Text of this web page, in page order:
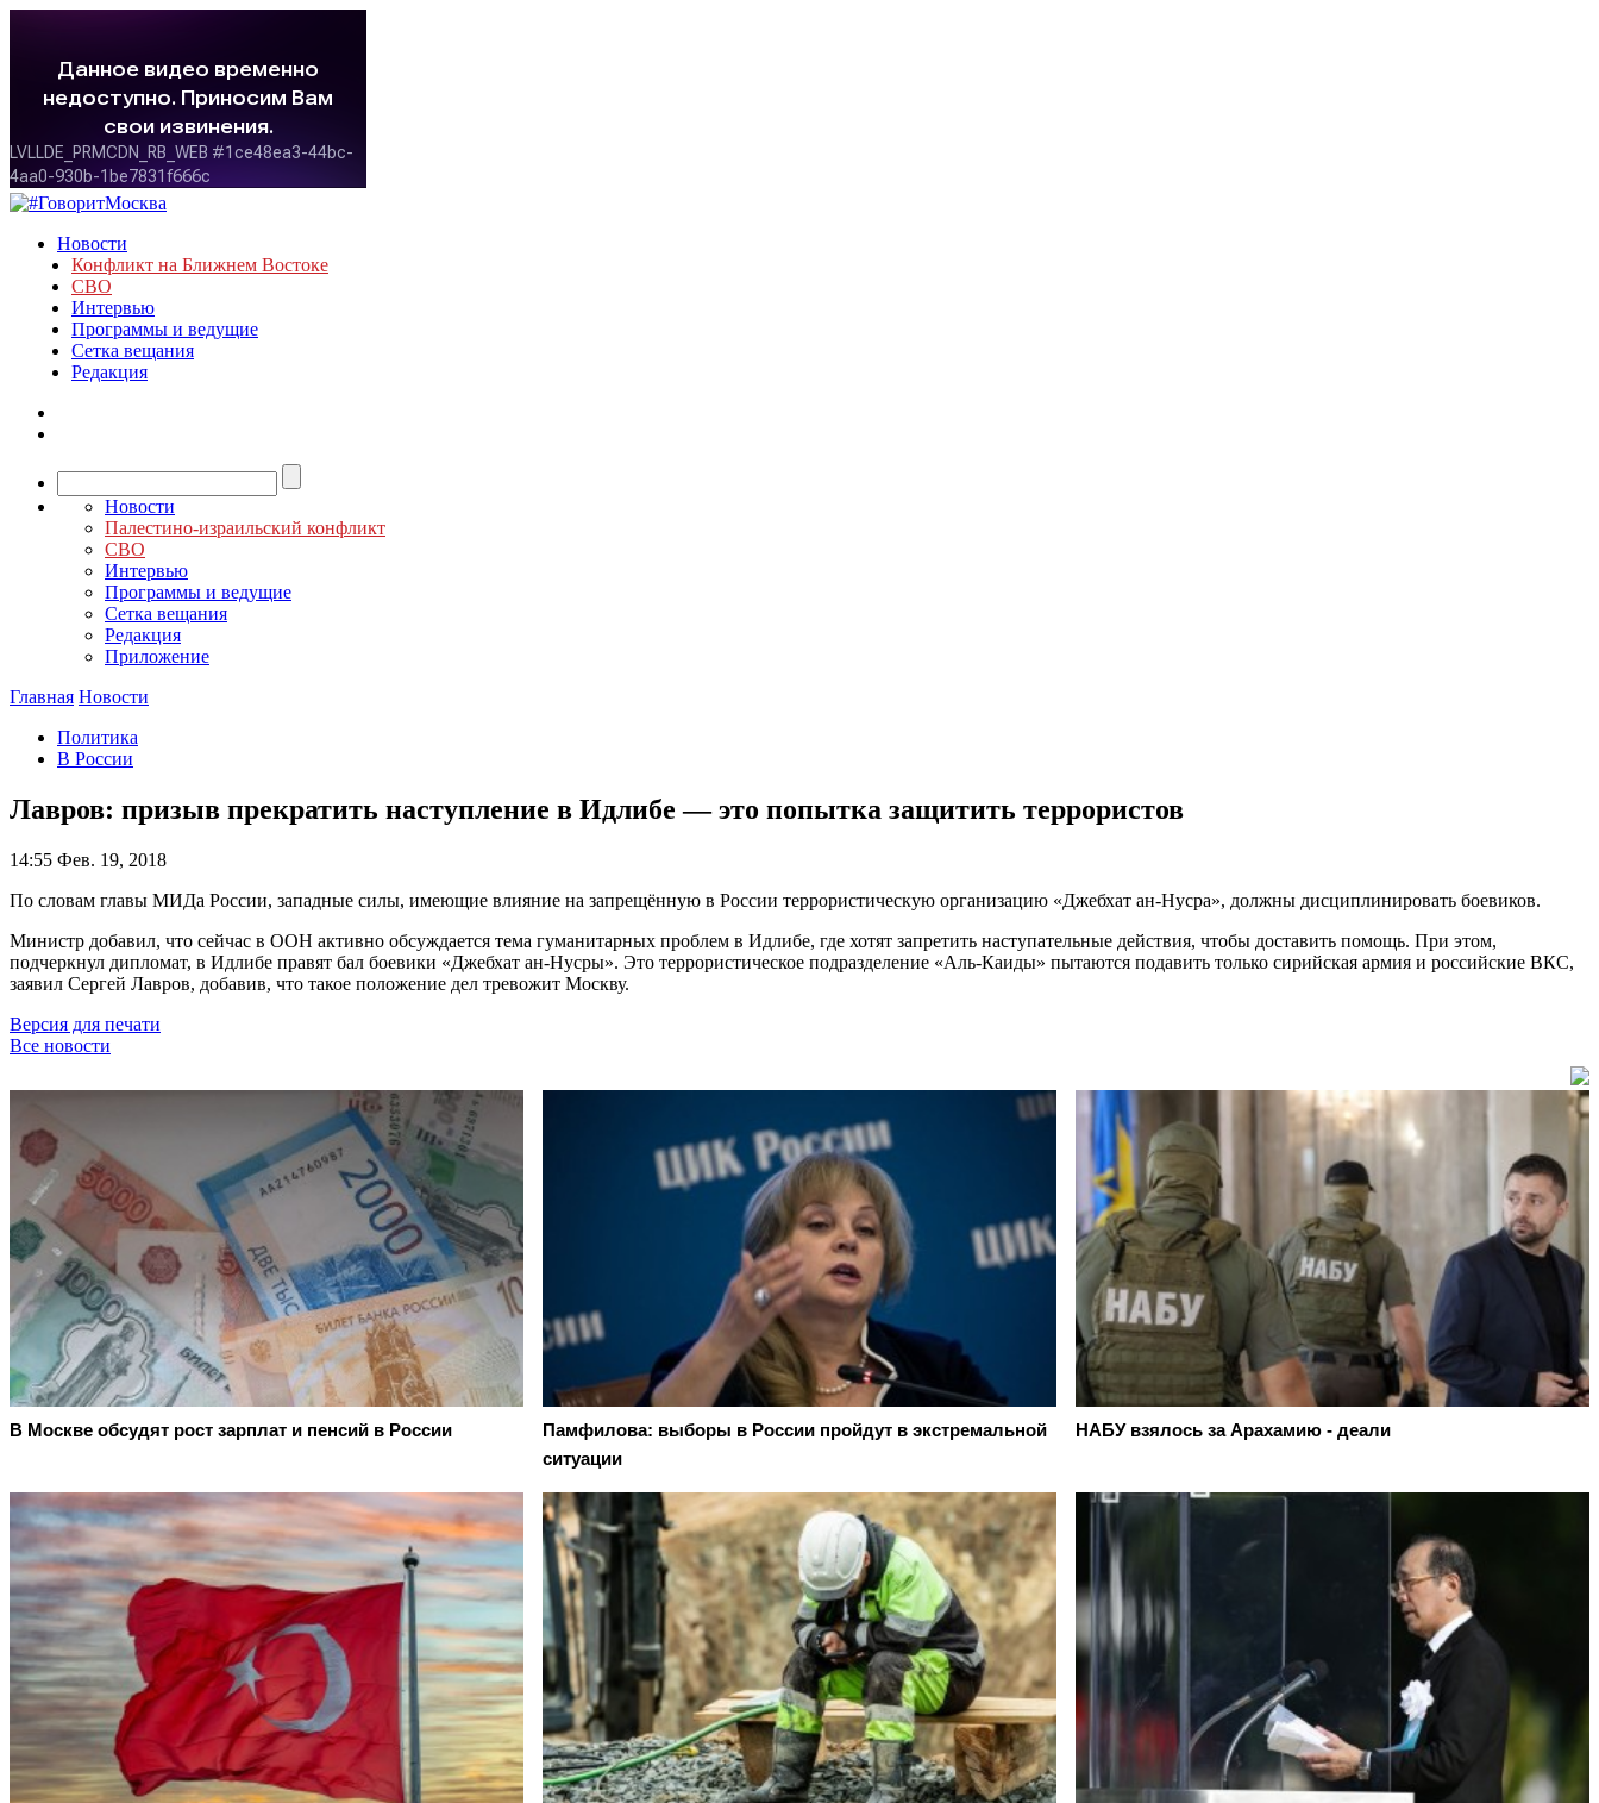
Новости
Конфликт на Ближнем Востоке
СВО
Интервью
Программы и ведущие
Сетка вещания
Редакция
Новости
Палестино-израильский конфликт
СВО
Интервью
Программы и ведущие
Сетка вещания
Редакция
Приложение
Главная Новости
Политика
В России
Лавров: призыв прекратить наступление в Идлибе — это попытка защитить террористов
14:55 Фев. 19, 2018
По словам главы МИДа России, западные силы, имеющие влияние на запрещённую в России террористическую организацию «Джебхат ан-Нусра», должны дисциплинировать боевиков.
Министр добавил, что сейчас в ООН активно обсуждается тема гуманитарных проблем в Идлибе, где хотят запретить наступательные действия, чтобы доставить помощь. При этом,
подчеркнул дипломат, в Идлибе правят бал боевики «Джебхат ан-Нусры». Это террористическое подразделение «Аль-Каиды» пытаются подавить только сирийская армия и российские ВКС,
заявил Сергей Лавров, добавив, что такое положение дел тревожит Москву.
Версия для печати
Все новости
В Москве обсудят рост зарплат и пенсий в России
Памфилова: выборы в России пройдут в экстремальной
ситуации
НАБУ взялось за Арахамию - деали